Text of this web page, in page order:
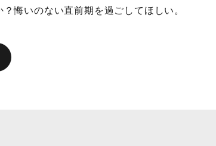
悔いのない直前期を過ごしてほしい。